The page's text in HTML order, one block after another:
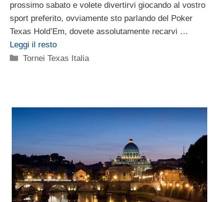
prossimo sabato e volete divertirvi giocando al vostro
sport preferito, ovviamente sto parlando del Poker
Texas Hold’Em, dovete assolutamente recarvi …
Leggi il resto
Categorie
Tornei Texas Italia